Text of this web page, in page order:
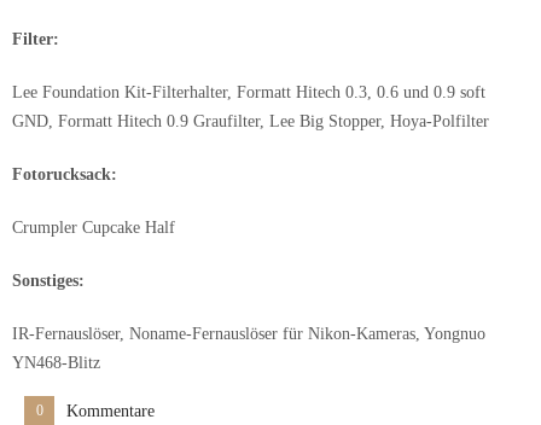
Filter:
Lee Foundation Kit-Filterhalter, Formatt Hitech 0.3, 0.6 und 0.9 soft
GND, Formatt Hitech 0.9 Graufilter, Lee Big Stopper, Hoya-Polfilter
Fotorucksack:
Crumpler Cupcake Half
Sonstiges:
IR-Fernauslöser, Noname-Fernauslöser für Nikon-Kameras, Yongnuo
YN468-Blitz
0 Kommentare